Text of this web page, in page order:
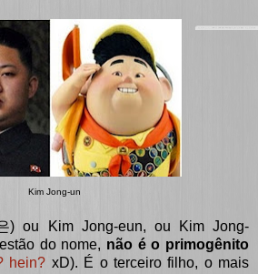
Kim Jong-un
) ou Kim Jong-eun, ou Kim Jong-
do nome, não é o primogênito
hein? xD). É o terceiro filho, o mais